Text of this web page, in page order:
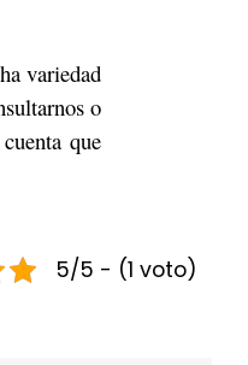
variedad
o
que
5/5 - (1 voto)